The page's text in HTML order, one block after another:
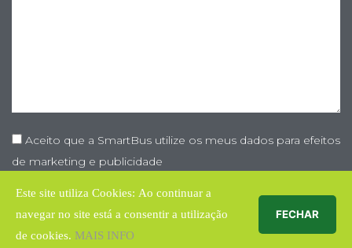
Aceito que a SmartBus utilize os meus dados para efeitos
de marketing e publicidade
ENVIAR
Este site utiliza Cookies: Ao continuar a
navegar no site está a consentir a utilização
de cookies. MAIS INFO
FECHAR